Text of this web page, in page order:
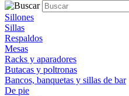
Sillones
Sillas
Respaldos
Mesas
Racks y aparadores
Butacas y poltronas
Bancos, banquetas y sillas de bar
De pie